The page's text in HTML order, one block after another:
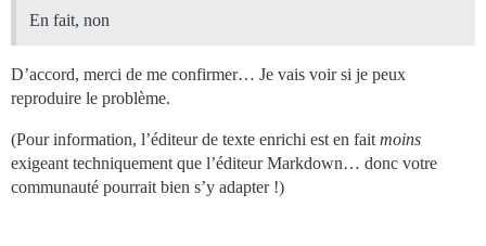
En fait, non
D’accord, merci de me confirmer… Je vais voir si je peux
reproduire le problème.
(Pour information, l’éditeur de texte enrichi est en fait moins
exigeant techniquement que l’éditeur Markdown… donc votre
communauté pourrait bien s’y adapter !)